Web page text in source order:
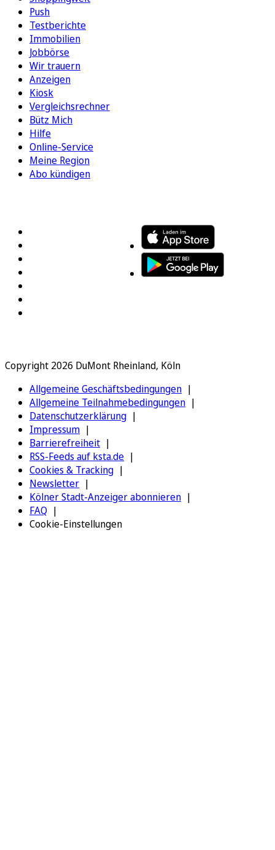
Push
Testberichte
Immobilien
Jobbörse
Wir trauern
Anzeigen
Kiosk
Vergleichsrechner
Bütz Mich
Hilfe
Online-Service
Meine Region
Abo kündigen
Copyright 2026 DuMont Rheinland, Köln
Allgemeine Geschäftsbedingungen
Allgemeine Teilnahmebedingungen
Datenschutzerklärung
Impressum
Barrierefreiheit
RSS-Feeds auf ksta.de
Cookies & Tracking
Newsletter
Kölner Stadt-Anzeiger abonnieren
FAQ
Cookie-Einstellungen